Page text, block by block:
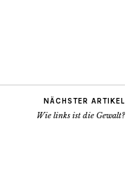
NÄCHSTER ARTIKEL
Wie links ist die Gewalt?